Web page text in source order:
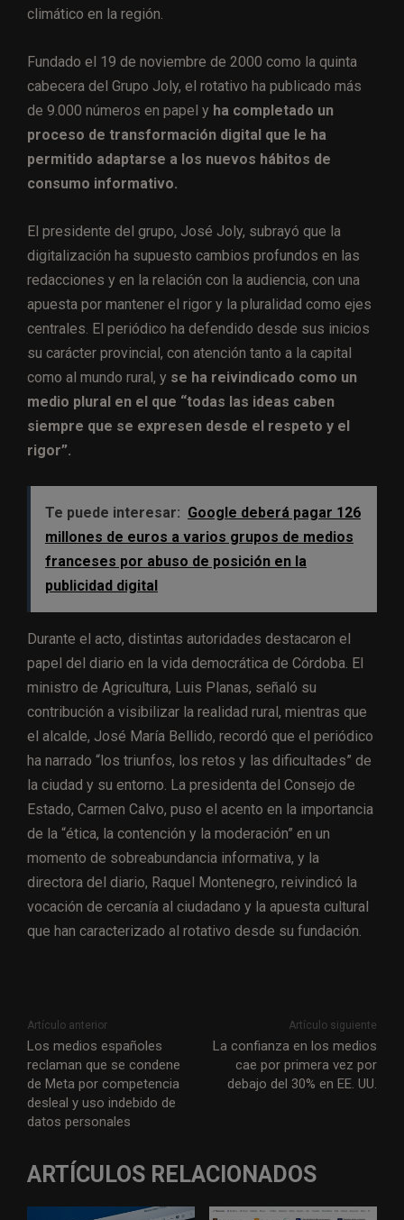
climático en la región.
Fundado el 19 de noviembre de 2000 como la quinta
cabecera del Grupo Joly, el rotativo ha publicado más
de 9.000 números en papel y ha completado un
proceso de transformación digital que le ha
permitido adaptarse a los nuevos hábitos de
consumo informativo.
El presidente del grupo, José Joly, subrayó que la
digitalización ha supuesto cambios profundos en las
redacciones y en la relación con la audiencia, con una
apuesta por mantener el rigor y la pluralidad como ejes
centrales. El periódico ha defendido desde sus inicios
su carácter provincial, con atención tanto a la capital
como al mundo rural, y se ha reivindicado como un
medio plural en el que “todas las ideas caben
siempre que se expresen desde el respeto y el
rigor”.
Te puede interesar: Google deberá pagar 126
millones de euros a varios grupos de medios
franceses por abuso de posición en la
publicidad digital
Durante el acto, distintas autoridades destacaron el
papel del diario en la vida democrática de Córdoba. El
ministro de Agricultura, Luis Planas, señaló su
contribución a visibilizar la realidad rural, mientras que
el alcalde, José María Bellido, recordó que el periódico
ha narrado “los triunfos, los retos y las dificultades” de
la ciudad y su entorno. La presidenta del Consejo de
Estado, Carmen Calvo, puso el acento en la importancia
de la “ética, la contención y la moderación” en un
momento de sobreabundancia informativa, y la
directora del diario, Raquel Montenegro, reivindicó la
vocación de cercanía al ciudadano y la apuesta cultural
que han caracterizado al rotativo desde su fundación.
Artículo anterior
Los medios españoles
reclaman que se condene
de Meta por competencia
desleal y uso indebido de
datos personales
Artículo siguiente
La confianza en los medios
cae por primera vez por
debajo del 30% en EE. UU.
ARTÍCULOS RELACIONADOS